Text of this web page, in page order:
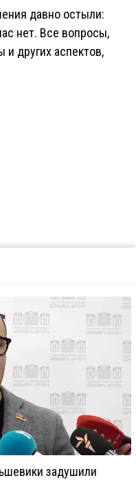
давно остыли:
нет. Все вопросы,
других аспектов,
задушили